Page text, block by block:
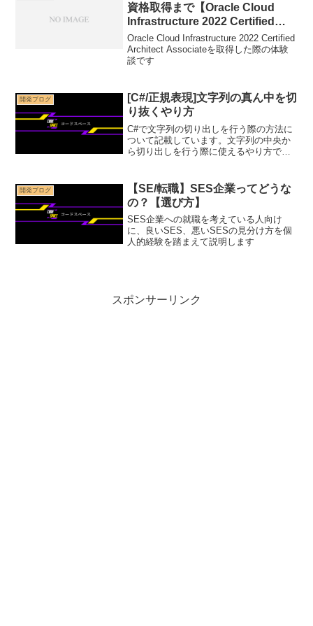
資格取得まで【Oracle Cloud
Infrastructure 2022 Certified
Architect Associate】
Oracle Cloud Infrastructure 2022 Certified
Architect Associateを取得した際の体験
談です
開発ブログ
[C#/正規表現]文字列の真ん中を切
り抜くやり方
C#で文字列の切り出しを行う際の方法に
ついて記載しています。文字列の中央か
ら切り出しを行う際に使えるやり方で
開発ブログ
【SE/転職】SES企業ってどうな
の？【選び方】
SES企業への就職を考えている人向け
に、良いSES、悪いSESの見分け方を個
人的経験を踏まえて説明します
スポンサーリンク